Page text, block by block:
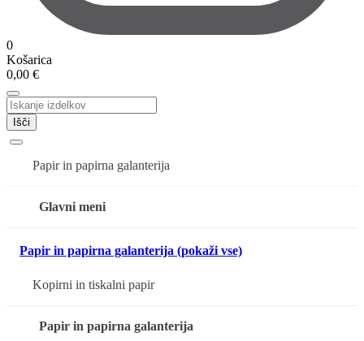
0
Košarica
0,00 €
Išči
Papir in papirna galanterija
Glavni meni
Papir in papirna galanterija (pokaži vse)
Kopirni in tiskalni papir
Papir in papirna galanterija